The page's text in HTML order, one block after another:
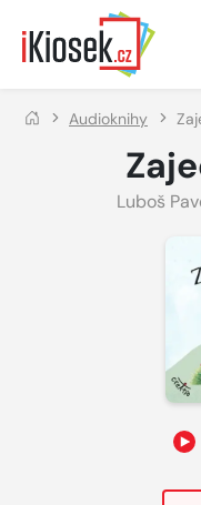
Přejít na hlavní obsah
Audioknihy
Luboš